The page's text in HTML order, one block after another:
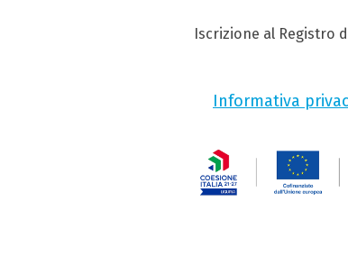
Iscrizione al Registro
Informativa